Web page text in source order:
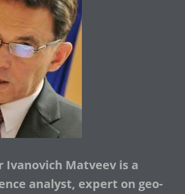
Ivanovich Matveev is a
analyst, expert on geo-